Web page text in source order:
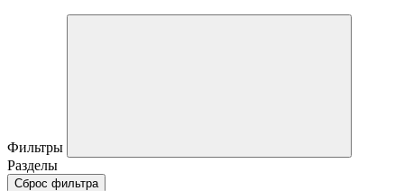
Фильтры
Разделы
Сброс фильтра